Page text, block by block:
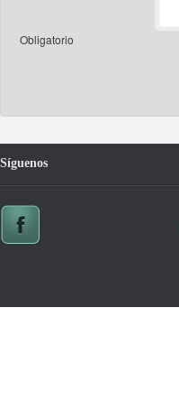
Obligatorio
Síguenos